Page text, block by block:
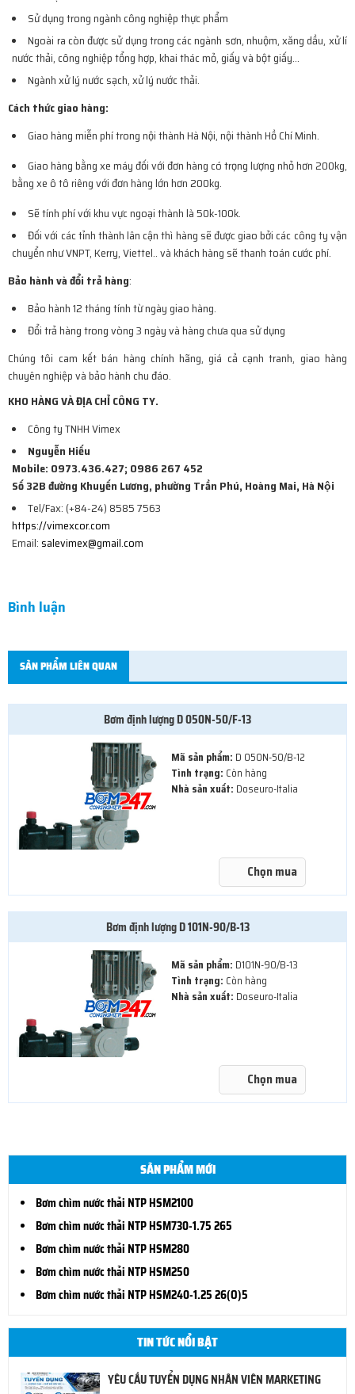
Sử dụng trong ngành công nghiệp thực phẩm
Ngoài ra còn được sử dụng trong các ngành sơn, nhuộm, xăng dầu, xử lí
nước thải, công nghiệp tổng hợp, khai thác mỏ, giấy và bột giấy…
Ngành xử lý nước sạch, xử lý nước thải.
Cách thức giao hàng:
Giao hàng miễn phí trong nội thành Hà Nội, nội thành Hồ Chí Minh.
Giao hàng bằng xe máy đối với đơn hàng có trọng lượng nhỏ hơn 200kg,
bằng xe ô tô riêng với đơn hàng lớn hơn 200kg.
Sẽ tính phí với khu vực ngoại thành là 50k-100k.
Đối với các tỉnh thành lân cận thì hàng sẽ được giao bởi các công ty vận
chuyển như VNPT, Kerry, Viettel.. và khách hàng sẽ thanh toán cước phí.
Bảo hành và đổi trả hàng:
Bảo hành 12 tháng tính từ ngày giao hàng.
Đổi trả hàng trong vòng 3 ngày và hàng chưa qua sử dụng
Chúng tôi cam kết bán hàng chính hãng, giá cả cạnh tranh, giao hàng
chuyên nghiệp và bảo hành chu đáo.
KHO HÀNG VÀ ĐỊA CHỈ CÔNG TY.
Công ty TNHH Vimex
Nguyễn Hiếu
Mobile: 0973.436.427; 0986 267 452
Số 32B đường Khuyến Lương, phường Trần Phú, Hoàng Mai, Hà Nội
Tel/Fax: (+84-24) 8585 7563
https://vimexcor.com
Email: salevimex@gmail.com
Bình luận
SẢN PHẨM LIÊN QUAN
Bơm định lượng D 050N-50/F-13
Mã sản phẩm: D 050N-50/B-12
Tình trạng: Còn hàng
Nhà sản xuất: Doseuro-Italia
Chọn mua
Bơm định lượng D 101N-90/B-13
Mã sản phẩm: D101N-90/B-13
Tình trạng: Còn hàng
Nhà sản xuất: Doseuro-Italia
Chọn mua
SẢN PHẨM MỚI
Bơm chìm nước thải NTP HSM2100
Bơm chìm nước thải NTP HSM730-1.75 265
Bơm chìm nước thải NTP HSM280
Bơm chìm nước thải NTP HSM250
Bơm chìm nước thải NTP HSM240-1.25 26(O)5
TIN TỨC NỔI BẬT
YÊU CẦU TUYỂN DỤNG NHÂN VIÊN MARKETING